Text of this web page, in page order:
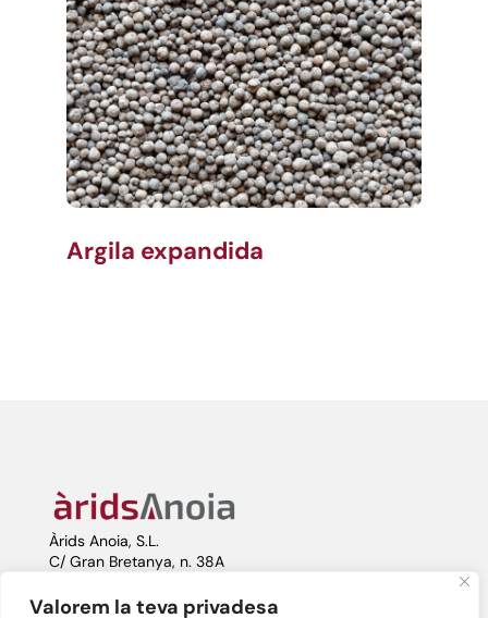
Valorem la teva privadesa
Argila expandida
Àrids Anoia, S.L.
C/ Gran Bretanya, n. 38A